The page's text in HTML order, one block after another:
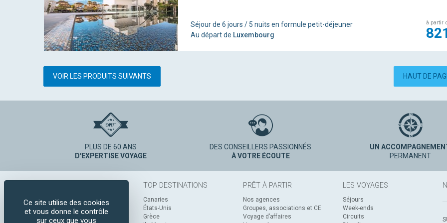
Séjour de 6 jours / 5 nuits en formule petit-déjeuner
Au départ de Luxembourg
à partir
VOIR LES PRODUITS SUIVANTS HAUT DE
PLUS DE 60 ANS
D'EXPERTISE VOYAGE
DES CONSEILLERS PASSIONNÉS
À VOTRE ÉCOUTE
UN
PERMANENT
TOP DESTINATIONS
Canaries
États-Unis
Grèce
PRÊT À PARTIR
Nos agences
Groupes, associations et CE
Voyage d’affaires
LES VOYAGES
Séjours
Week-ends
Circuits
Ce site utilise des cookies
et vous donne le contrôle
sur ceux que vous